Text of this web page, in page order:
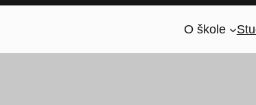
O škole